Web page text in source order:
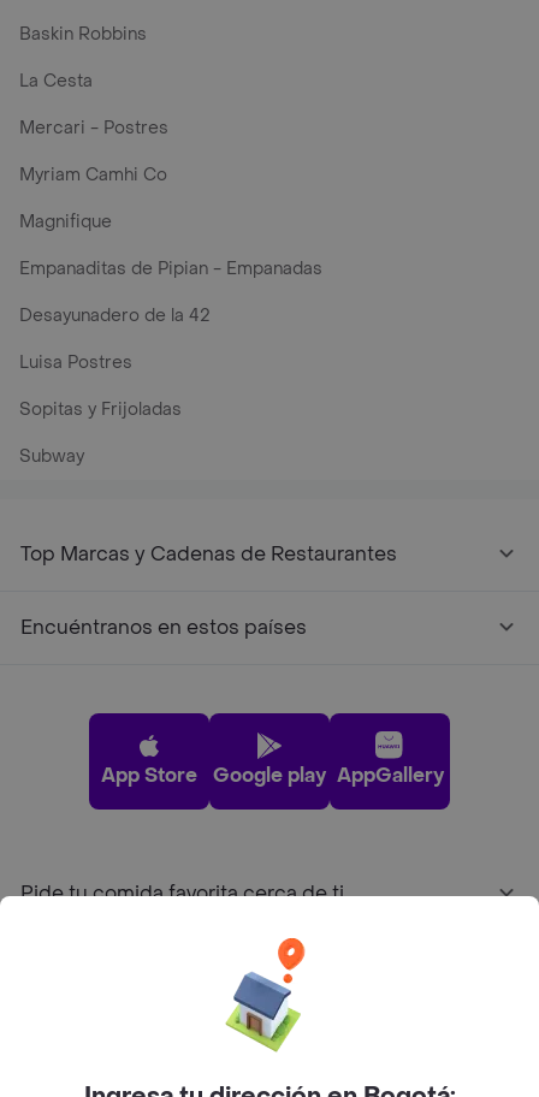
Baskin Robbins
La Cesta
Mercari - Postres
Myriam Camhi Co
Magnifique
Empanaditas de Pipian - Empanadas
Desayunadero de la 42
Luisa Postres
Sopitas y Frijoladas
Subway
Top Marcas y Cadenas de Restaurantes
Encuéntranos en estos países
App Store Google play AppGallery
Pide tu comida favorita cerca de ti